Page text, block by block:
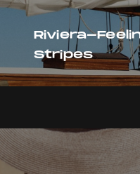
Riviera-
Stripes